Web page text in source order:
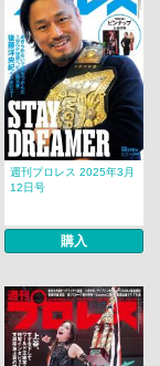
週刊プロレス 2025年3月
12日号
購入